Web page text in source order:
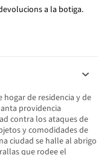
a la botiga.
hogar de residencia y de
providencia
contra los ataques de
y comodidades de
ciudad se halle al abrigo
que rodee el